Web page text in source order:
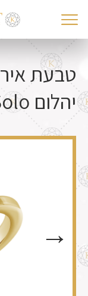
< חזרה למוצרים
טבעת
יהלום Solo
←